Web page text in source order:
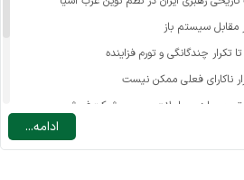
مقابل سیستم باز
تکرار چندگانگی و تورم فزاینده
ناکارای فعلی ممکن نیست
ارز، معاملات صوری و شرکت‌فروشی
ادامه...